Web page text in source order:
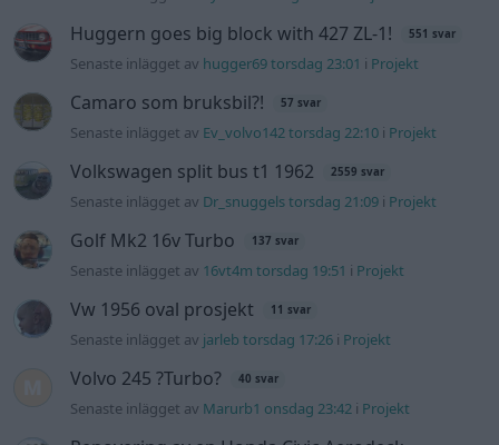
Huggern goes big block with 427 ZL-1! 551 svar
Senaste inlägget av hugger69 torsdag 23:01 i Projekt
Camaro som bruksbil?! 57 svar
Senaste inlägget av Ev_volvo142 torsdag 22:10 i Projekt
Volkswagen split bus t1 1962 2559 svar
Senaste inlägget av Dr_snuggels torsdag 21:09 i Projekt
Golf Mk2 16v Turbo 137 svar
Senaste inlägget av 16vt4m torsdag 19:51 i Projekt
Vw 1956 oval prosjekt 11 svar
Senaste inlägget av jarleb torsdag 17:26 i Projekt
Volvo 245 ?Turbo? 40 svar
Senaste inlägget av Marurb1 onsdag 23:42 i Projekt